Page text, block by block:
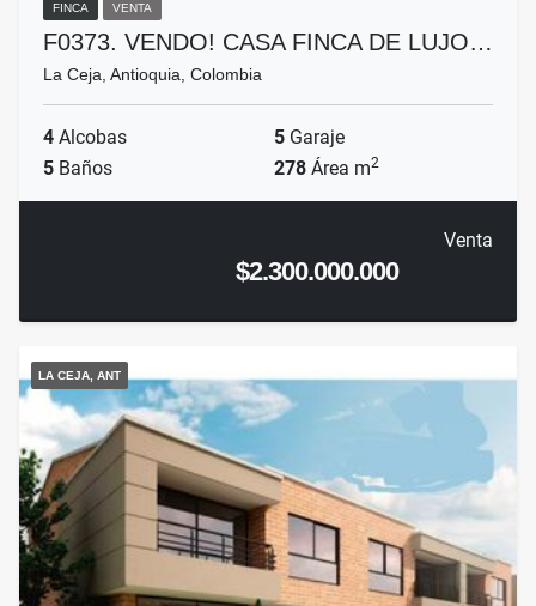
FINCA VENTA
F0373. VENDO! CASA FINCA DE LUJO…
La Ceja, Antioquia, Colombia
4 Alcobas 5 Garaje
5 Baños 278 Área m2
Venta
$2.300.000.000
LA CEJA, ANT